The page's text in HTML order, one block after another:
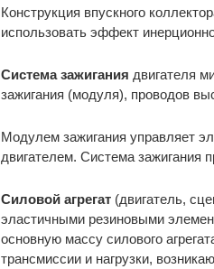
Конструкция впускного
использовать эффект
Система зажигания двигателя
зажигания (модуля), проводов
Модулем зажигания управляет
двигателем. Система зажигания
Силовой агрегат (двигатель,
эластичными резиновыми
основную массу силового
трансмиссии и нагрузки,